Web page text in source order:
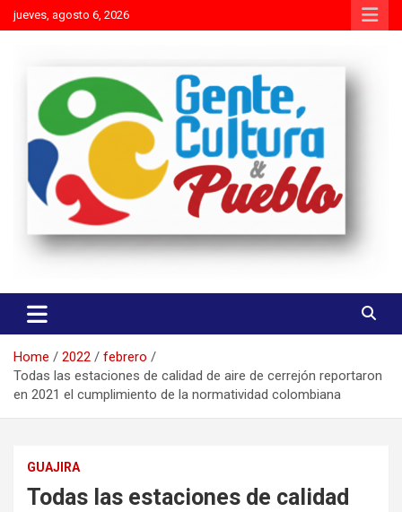
Skip
to
jueves, agosto 6, 2026
Gente Cultura y Pueblo
Home 2022
febrero
Todas las estaciones de calidad de aire de cerrejón reportaron
en 2021 el cumplimiento de la normatividad colombiana
GUAJIRA
Todas las estaciones de calidad